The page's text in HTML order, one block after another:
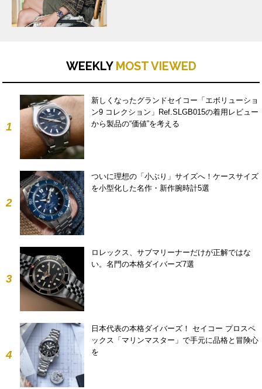
WEEKLY MOST VIEWED
1
新しくなったグランドセイコー「エボリューショ
ン9 コレクション」Ref.SLGB015の着用レビュー
から製品の“価値”を考える
2
ついに理想の「小ぶり」サイズへ！ケースサイズ
を小型化した名作・新作腕時計5選
3
ロレックス、サブマリーナーだけが正解ではな
い。名門の本格ダイバーズ7選
4
日本代表の本格ダイバーズ！ セイコー プロスペ
ックス「マリンマスター」で手元に品格と冒険心
を